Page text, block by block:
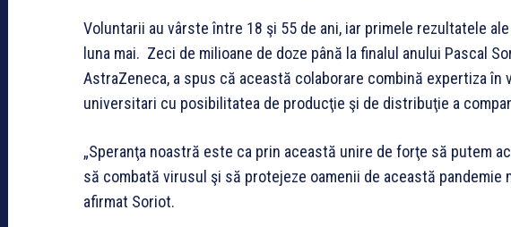
Voluntarii au vârste între 18 şi 55 de ani, iar primele rezultatele
luna mai. Zeci de milioane de doze până la finalul anului Pascal
AstraZeneca, a spus că această colaborare combină expertiza
universitari cu posibilitatea de producţie şi de distribuţie a
„Speranţa noastră este ca prin această unire de forţe să putem
să combată virusul şi să protejeze oamenii de această pandemie
afirmat Soriot.